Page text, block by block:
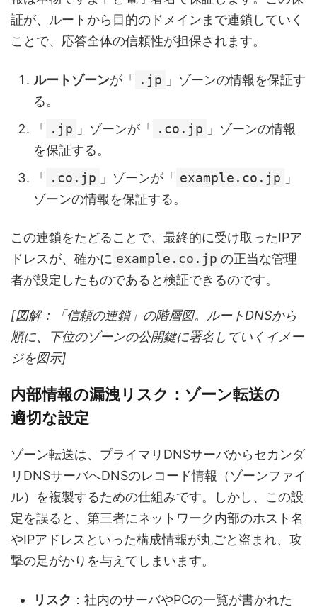
証が、ルートから目的のドメインまで連鎖していく
ことで、応答全体の信頼性が担保されます。
ルートゾーンが「 .jp 」ゾーンの情報を保証す
る。
「 .jp 」ゾーンが「 .co.jp 」ゾーンの情報
を保証する。
「 .co.jp 」ゾーンが「 example.co.jp 」
ゾーンの情報を保証する。
この連鎖をたどることで、最終的に受け取ったIPア
ドレスが、確かに example.co.jp の正当な管理
者が設定したものであると検証できるのです。
[図解：「信頼の連鎖」の階層図。ルートDNSから
順に、下位のゾーンの公開鍵に署名していくイメー
ジを図示]
内部情報の漏洩リスク：ゾーン転送の
適切な設定
ゾーン転送は、プライマリDNSサーバからセカンダ
リDNSサーバへDNSのレコード情報（ゾーンファイ
ル）を複製するための仕組みです。しかし、この設
定を誤ると、第三者にネットワーク内部のホスト名
やIPアドレスといった構成情報が丸ごと盗まれ、攻
撃の足がかりを与えてしまいます。
リスク ：社内のサーバやPCの一覧が書かれた